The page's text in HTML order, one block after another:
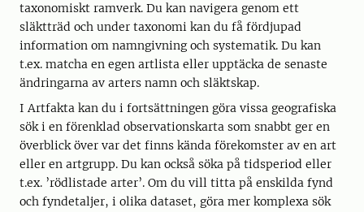
taxonomiskt ramverk. Du kan navigera genom ett
släktträd och under taxonomi kan du få fördjupad
information om namngivning och systematik. Du kan
t.ex. matcha en egen artlista eller upptäcka de senaste
ändringarna av arters namn och släktskap.
I Artfakta kan du i fortsättningen göra vissa geografiska
sök i en förenklad observationskarta som snabbt ger en
överblick över var det finns kända förekomster av en art
eller en artgrupp. Du kan också söka på tidsperiod eller
t.ex. ’rödlistade arter’. Om du vill titta på enskilda fynd
och fyndetaljer, i olika dataset, göra mer komplexa sök